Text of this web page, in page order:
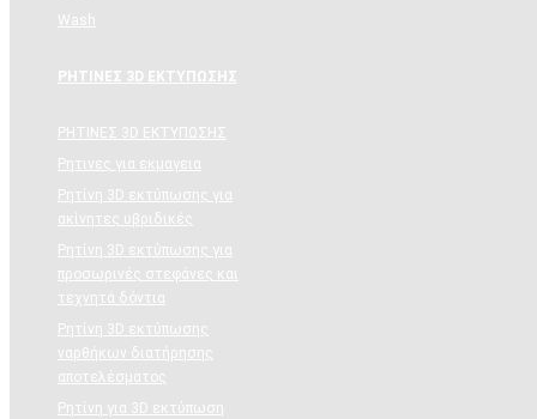
Wash
ΡΗΤΙΝΕΣ 3D ΕΚΤΥΠΩΣΗΣ
ΡΗΤΙΝΕΣ 3D ΕΚΤΥΠΩΣΗΣ
Ρητινες για εκμαγεια
Ρητίνη 3D εκτύπωσης για
ακίνητες υβριδικές
Ρητίνη 3D εκτύπωσης για
προσωρινές στεφάνες και
τεχνητά δόντια
Ρητίνη 3D εκτύπωσης
ναρθήκων διατήρησης
αποτελέσματος
Ρητίνη για 3D εκτύπωση